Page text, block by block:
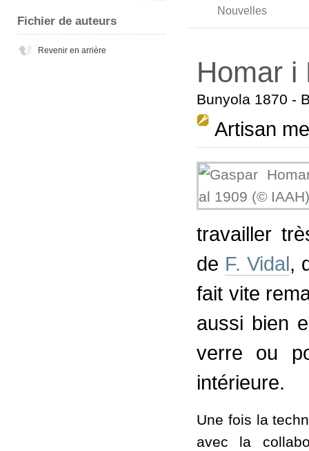
Fichier de auteurs
Revenir en arrière
Nouvelles
Homar i
Bunyola 1870 -
Artisan
travailler
de F. Vidal,
fait vite
aussi bien
verre ou
intérieure.
Une fois la
avec la